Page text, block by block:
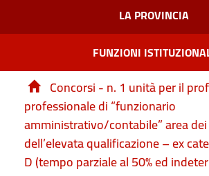
LA PROVINCIA
FUNZIONI
Concorsi - n. 1 unità per il
professionale di “funzionario
amministrativo/contabile” area
dell’elevata qualificazione – ex
D (tempo parziale al 50% ed